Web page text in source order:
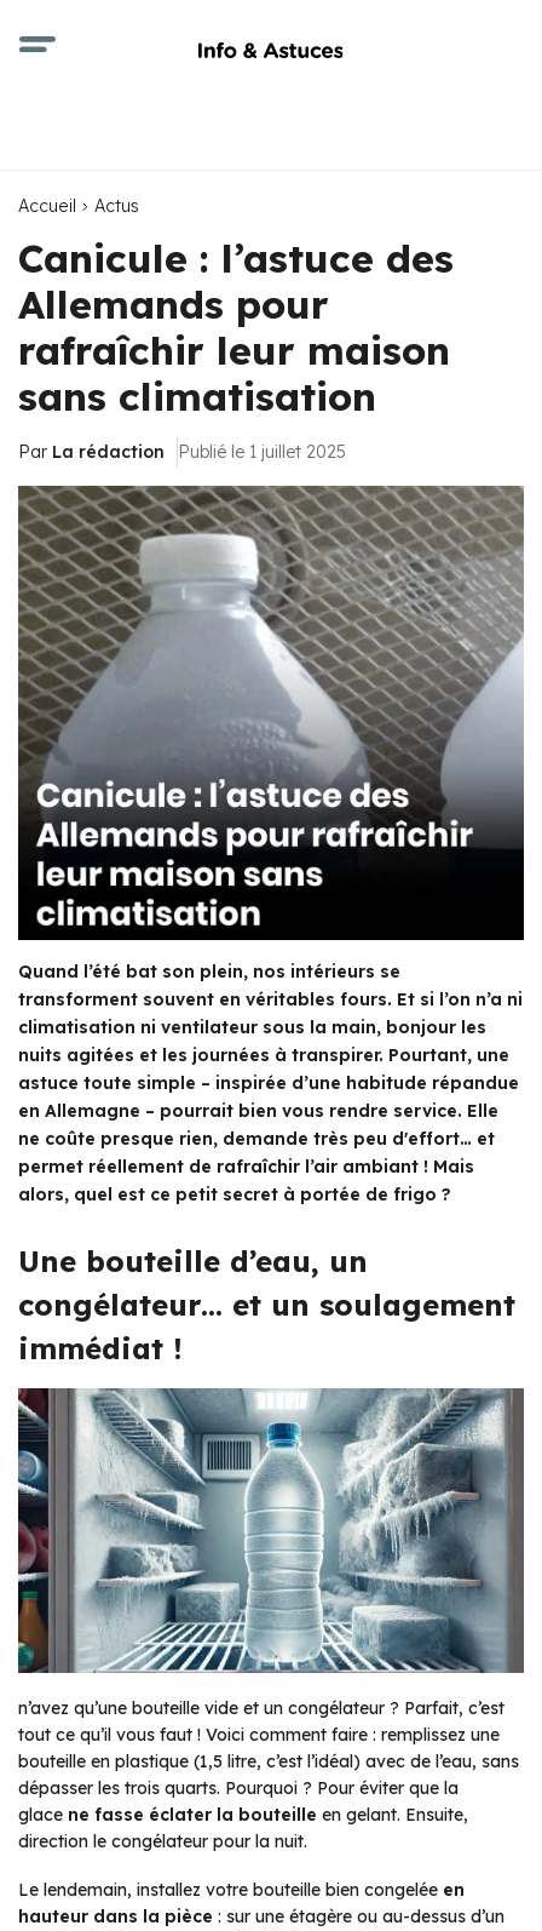
Accueil Actus
Canicule : l’astuce des
Allemands pour
rafraîchir leur maison
sans climatisation
Par La rédaction Publié le 1 juillet 2025
Quand l’été bat son plein, nos intérieurs se
transforment souvent en véritables fours. Et si l’on n’a ni
climatisation ni ventilateur sous la main, bonjour les
nuits agitées et les journées à transpirer. Pourtant, une
astuce toute simple – inspirée d’une habitude répandue
en Allemagne – pourrait bien vous rendre service. Elle
ne coûte presque rien, demande très peu d'effort… et
permet réellement de rafraîchir l’air ambiant ! Mais
alors, quel est ce petit secret à portée de frigo ?
Une bouteille d’eau, un
congélateur… et un soulagement
immédiat !
n’avez qu’une bouteille vide et un congélateur ? Parfait, c’est
tout ce qu’il vous faut ! Voici comment faire : remplissez une
bouteille en plastique (1,5 litre, c’est l’idéal) avec de l’eau, sans
dépasser les trois quarts. Pourquoi ? Pour éviter que la
glace ne fasse éclater la bouteille en gelant. Ensuite,
direction le congélateur pour la nuit.
Le lendemain, installez votre bouteille bien congelée en
hauteur dans la pièce : sur une étagère ou au-dessus d’un